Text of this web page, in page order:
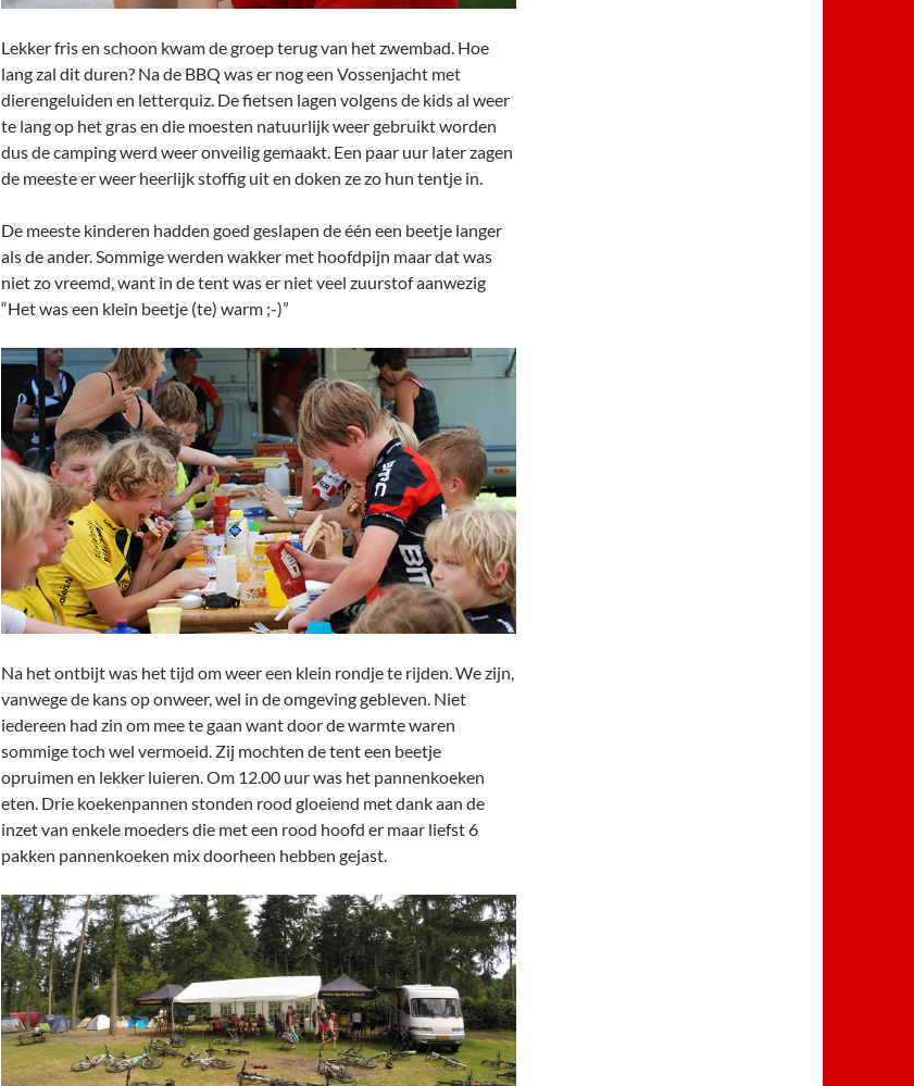
Lekker fris en schoon kwam de groep terug van het zwembad. Hoe
lang zal dit duren? Na de BBQ was er nog een Vossenjacht met
dierengeluiden en letterquiz. De fietsen lagen volgens de kids al weer
te lang op het gras en die moesten natuurlijk weer gebruikt worden
dus de camping werd weer onveilig gemaakt. Een paar uur later zagen
de meeste er weer heerlijk stoffig uit en doken ze zo hun tentje in.
De meeste kinderen hadden goed geslapen de één een beetje langer
als de ander. Sommige werden wakker met hoofdpijn maar dat was
niet zo vreemd, want in de tent was er niet veel zuurstof aanwezig
“Het was een klein beetje (te) warm ;-)”
Na het ontbijt was het tijd om weer een klein rondje te rijden. We zijn,
vanwege de kans op onweer, wel in de omgeving gebleven. Niet
iedereen had zin om mee te gaan want door de warmte waren
sommige toch wel vermoeid. Zij mochten de tent een beetje
opruimen en lekker luieren. Om 12.00 uur was het pannenkoeken
eten. Drie koekenpannen stonden rood gloeiend met dank aan de
inzet van enkele moeders die met een rood hoofd er maar liefst 6
pakken pannenkoeken mix doorheen hebben gejast.